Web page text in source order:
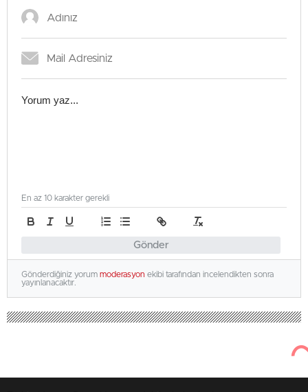
Gönder
En az 10 karakter gerekli
Gönderdiğiniz yorum moderasyon ekibi tarafından incelendikten sonra
yayınlanacaktır.